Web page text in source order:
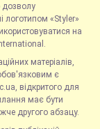
дозволу
логотипом «Styler»
на
матеріалів,
є
відкритого для
має бути
другого абзацу.